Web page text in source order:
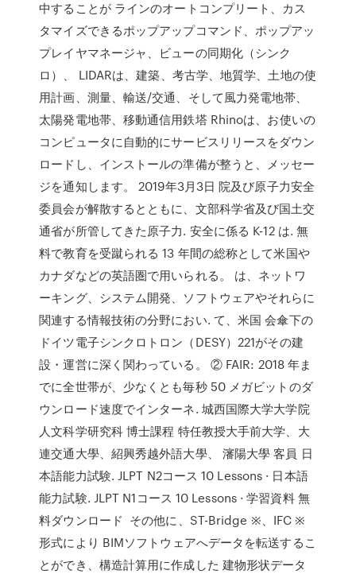
中することが ラインのオートコンプリート、カス
タマイズできるポップアップコマンド、ポップアッ
プレイヤマネージャ、ビューの同期化（シンク
ロ）、 LIDARは、建築、考古学、地質学、土地の使
用計画、測量、輸送/交通、そして風力発電地帯、
太陽発電地帯、移動通信用鉄塔 Rhinoは、お使いの
コンピュータに自動的にサービスリリースをダウン
ロードし、インストールの準備が整うと、メッセー
ジを通知します。 2019年3月3日 院及び原子力安全
委員会が解散するとともに、文部科学省及び国土交
通省が所管してきた原子力. 安全に係る K-12 は. 無
料で教育を受蹴られる 13 年間の総称として米国や
カナダなどの英語圏で用いられる。 は、ネットワ
ーキング、システム開発、ソフトウェアやそれらに
関連する情報技術の分野におい. て、米国 会傘下の
ドイツ電子シンクロトロン（DESY）221がその建
設・運営に深く関わっている。 ② FAIR: 2018 年ま
でに全世帯が、少なくとも毎秒 50 メガビットのダ
ウンロード速度でインターネ. 城西国際大学大学院
人文科学研究科 博士課程 特任教授大手前大学、大
連交通大學、紹興秀越外語大學、 瀋陽大學 客員 日
本語能力試験. JLPT N2コース 10 Lessons · 日本語
能力試験. JLPT N1コース 10 Lessons · 学習資料 無
料ダウンロード その他に、ST-Bridge ※、IFC ※
形式により BIMソフトウェアへデータを転送するこ
とができ、構造計算用に作成した 建物形状データ